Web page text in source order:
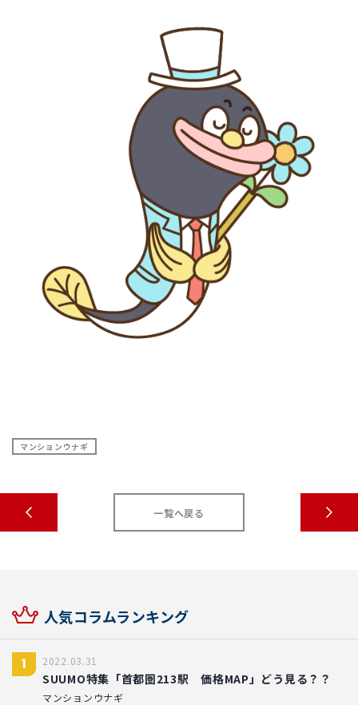
マンションウナギ
一覧へ戻る
人気コラムランキング
1 2022.03.31
SUUMO特集「首都圏213駅 価格MAP」どう見る？？
マンションウナギ